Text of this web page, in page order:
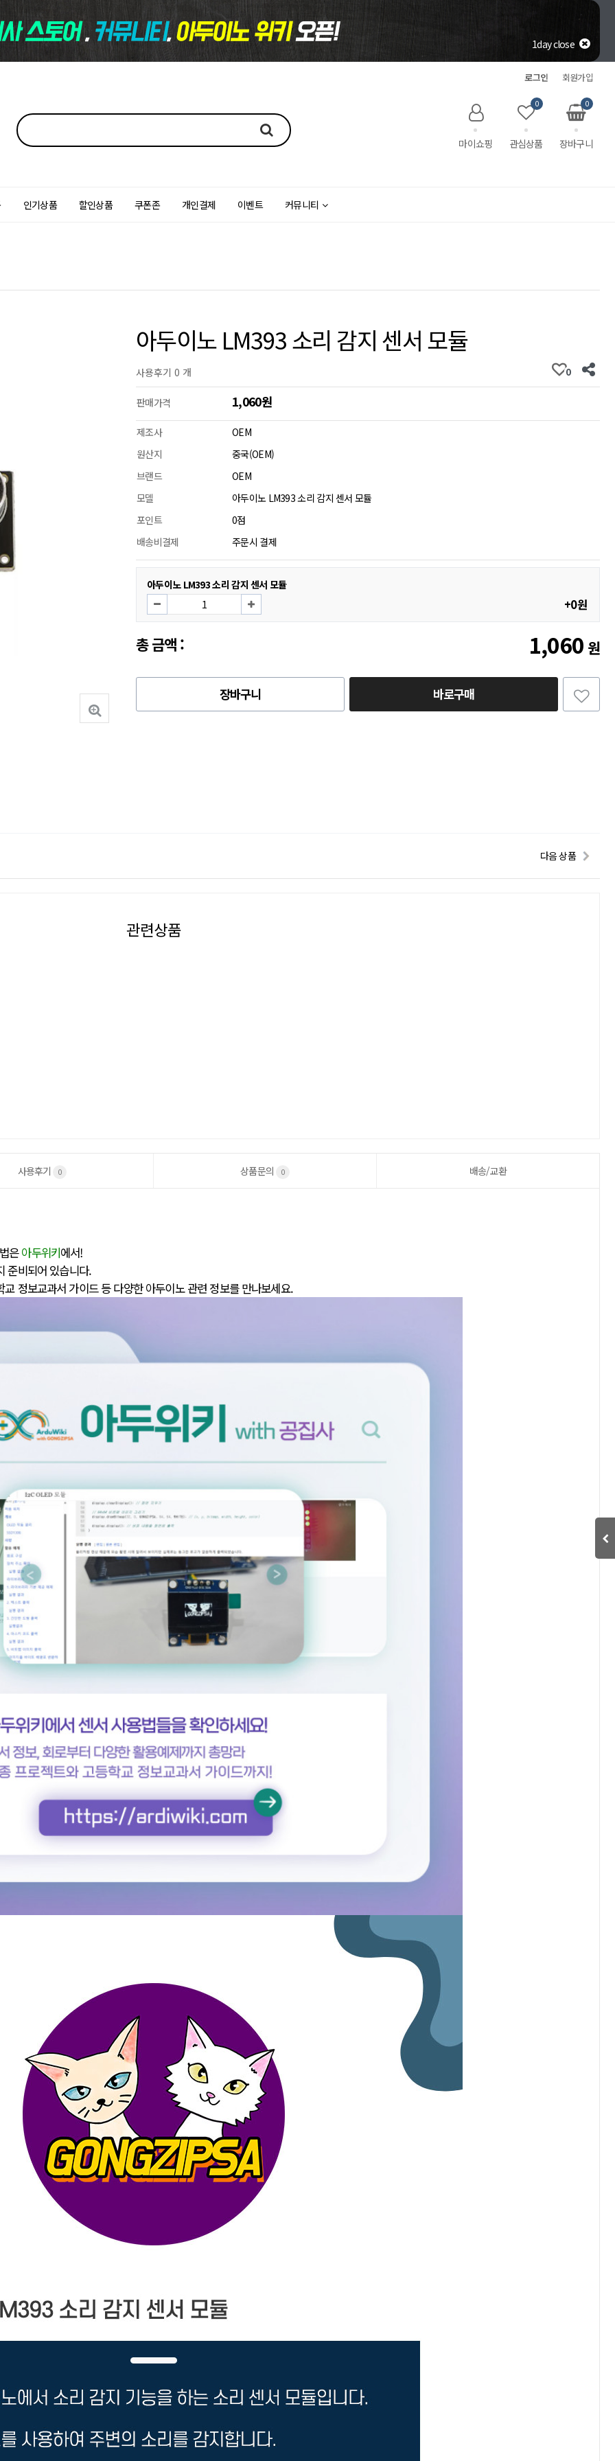
1day close
회원가입
로그인
장바구니
0
관심상품
0
마이쇼핑
인기상품 할인상품 쿠폰존 개인결제 이벤트 커뮤니티
아두이노 LM393 소리 감지 센서 모듈
사용후기 0 개 0
판매가격 1,060원
제조사
OEM
원산지
중국(OEM)
브랜드
OEM
모델
아두이노 LM393 소리 감지 센서 모듈
포인트
0점
배송비결제
주문시 결제
아두이노 LM393 소리 감지 센서 모듈
+0원
총 금액 : 1,060 원
장바구니 바로구매
다음 상품
관련상품
사용후기 0 상품문의 0 배송/교환
은아두위키에서!
준비되어 있습니다.
정보교과서 가이드 등 다양한 아두이노 관련 정보를 만나보세요.